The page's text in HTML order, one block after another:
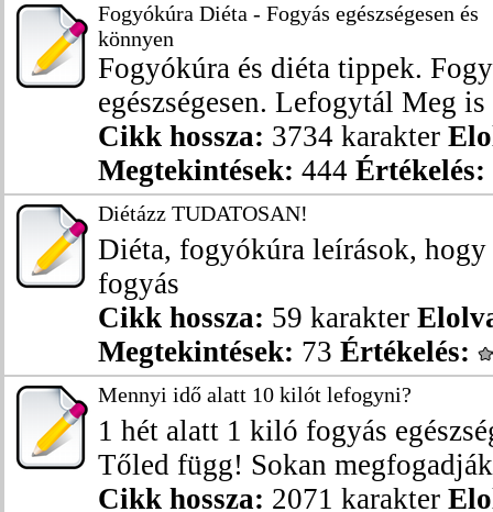
Fogyókúra Diéta - Fogyás egészségesen és
könnyen
Fogyókúra és diéta tippek.
egészségesen. Lefogytál Meg
Cikk hossza: 3734 karakter
Megtekintések: 444 Értékelés:
Diétázz TUDATOSAN!
Diéta, fogyókúra leírások, hogy
fogyás
Cikk hossza: 59 karakter
Megtekintések: 73 Értékelés:
Mennyi idő alatt 10 kilót lefogyni?
1 hét alatt 1 kiló fogyás
Tőled függ! Sokan
Cikk hossza: 2071 karakter